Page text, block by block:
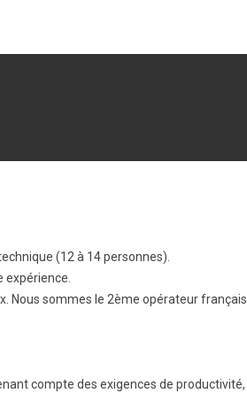
(12 à 14 personnes).
expérience.
Nous sommes le 2ème opérateur français.
compte des exigences de productivité,